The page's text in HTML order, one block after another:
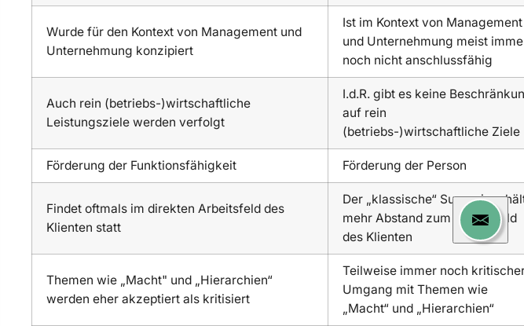
Wurde für den Kontext von Management und
Unternehmung konzipiert
Ist im Kontext von Management
und Unternehmung meist
noch nicht anschlussfähig
Auch rein (betriebs-)wirtschaftliche
Leistungsziele werden verfolgt
I.d.R. gibt es keine
auf rein
(betriebs-)wirtschaftliche Ziele
Förderung der Funktionsfähigkeit Förderung der Person
Findet oftmals im direkten Arbeitsfeld des
Klienten statt
Der „klassische“ Supervisor
mehr Abstand zum Arbeitsfeld
des Klienten
Themen wie „Macht" und „Hierarchien“
werden eher akzeptiert als kritisiert
Teilweise immer noch
Umgang mit Themen wie
„Macht“ und „Hierarchien“